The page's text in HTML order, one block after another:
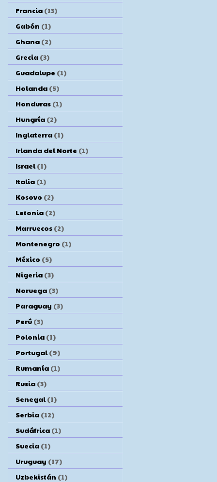
Francia (13)
Gabón (1)
Ghana (2)
Grecia (3)
Guadalupe (1)
Holanda (5)
Honduras (1)
Hungría (2)
Inglaterra (1)
Irlanda del Norte (1)
Israel (1)
Italia (1)
Kosovo (2)
Letonia (2)
Marruecos (2)
Montenegro (1)
México (5)
Nigeria (3)
Noruega (3)
Paraguay (3)
Perú (3)
Polonia (1)
Portugal (9)
Rumanía (1)
Rusia (3)
Senegal (1)
Serbia (12)
Sudáfrica (1)
Suecia (1)
Uruguay (17)
Uzbekistán (1)